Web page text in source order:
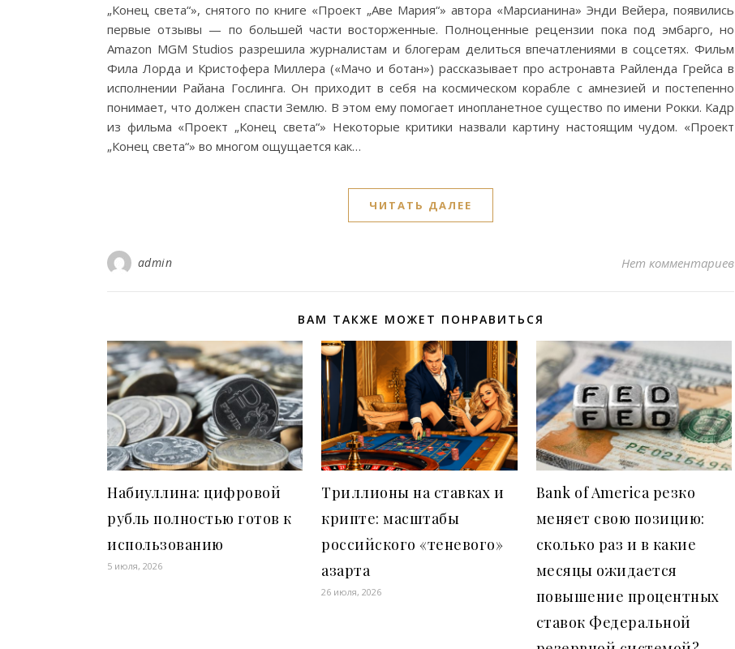
„Конец света“», снятого по книге «Проект „Аве Мария“» автора «Марсианина» Энди Вейера, появились
первые отзывы — по большей части восторженные. Полноценные рецензии пока под эмбарго, но
Amazon MGM Studios разрешила журналистам и блогерам делиться впечатлениями в соцсетях. Фильм
Фила Лорда и Кристофера Миллера («Мачо и ботан») рассказывает про астронавта Райленда Грейса в
исполнении Райана Гослинга. Он приходит в себя на космическом корабле с амнезией и постепенно
понимает, что должен спасти Землю. В этом ему помогает инопланетное существо по имени Рокки. Кадр
из фильма «Проект „Конец света“» Некоторые критики назвали картину настоящим чудом. «Проект
„Конец света“» во многом ощущается как…
ЧИТАТЬ ДАЛЕЕ
admin Нет комментариев
ВАМ ТАКЖЕ МОЖЕТ ПОНРАВИТЬСЯ
Набиуллина: цифровой
рубль полностью готов к
использованию
5 июля, 2026
Триллионы на ставках и
крипте: масштабы
российского «теневого»
азарта
26 июля, 2026
Bank of America резко
меняет свою позицию:
сколько раз и в какие
месяцы ожидается
повышение процентных
ставок Федеральной